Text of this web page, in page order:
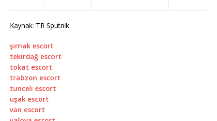
Kaynak: TR Sputnik
şırnak escort
tekirdağ escort
tokat escort
trabzon escort
tunceli escort
uşak escort
van escort